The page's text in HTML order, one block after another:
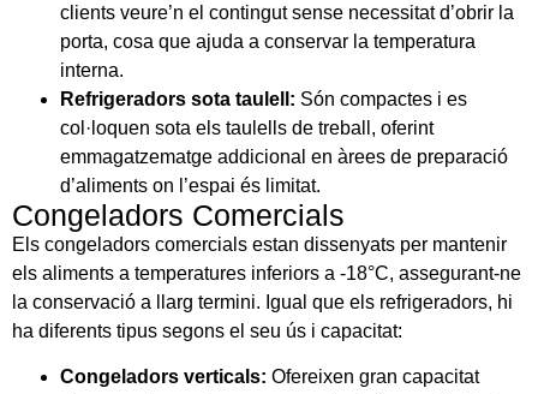
clients veure’n el contingut sense necessitat d’obrir la
porta, cosa que ajuda a conservar la temperatura
interna.
Refrigeradors sota taulell: Són compactes i es
col·loquen sota els taulells de treball, oferint
emmagatzematge addicional en àrees de preparació
d’aliments on l’espai és limitat.
Congeladors Comercials
Els congeladors comercials estan dissenyats per mantenir
els aliments a temperatures inferiors a -18°C, assegurant-ne
la conservació a llarg termini. Igual que els refrigeradors, hi
ha diferents tipus segons el seu ús i capacitat:
Congeladors verticals: Ofereixen gran capacitat